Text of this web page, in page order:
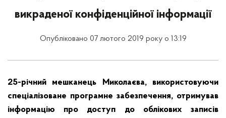
викраденої конфіденційної інформації
Опубліковано 07 лютого 2019 року о 13:19
25-річний мешканець Миколаєва, використовуючи
спеціалізоване програмне забезпечення, отримував
інформацію про доступ до облікових записів